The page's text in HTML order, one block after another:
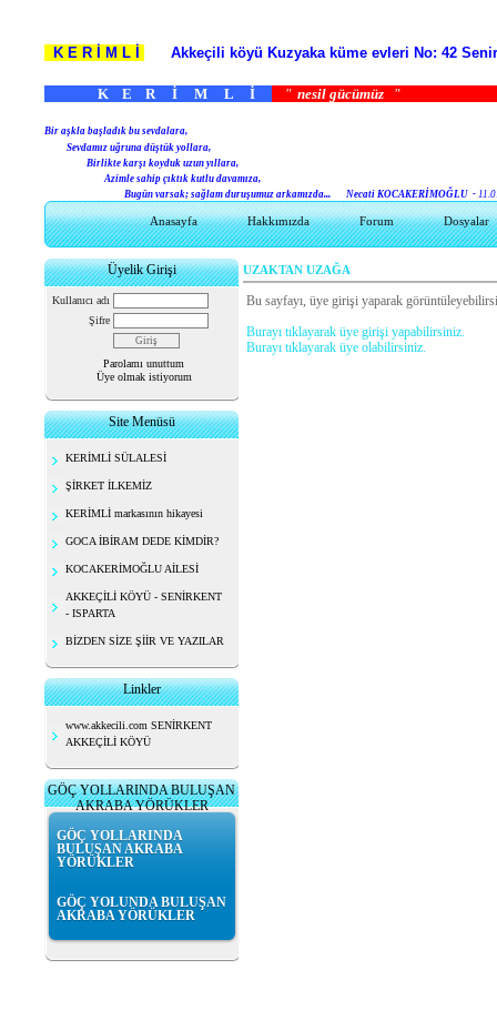
K E R İ M L İ Akkeçili köyü Kuzyaka küme evleri No: 42
K E R İ M L İ " nesil gücümüz
Bir aşkla başladık bu sevdalara,
Sevdamız uğruna düştük yollara,
Birlikte karşı koyduk uzun yıllara,
Azimle sahip çıktık kutlu davamıza,
Bugün varsak; sağlam duruşumuz arkamızda...
Necati KOCAKERİMOĞLU -
Anasayfa Hakkımızda Forum Dosyalar
Üyelik Girişi
Kullanıcı adı
Şifre
Parolamı unuttum
Üye olmak istiyorum
Site Menüsü
KERİMLİ SÜLALESİ
ŞİRKET İLKEMİZ
KERİMLİ markasının hikayesi
GOCA İBİRAM DEDE KİMDİR?
KOCAKERİMOĞLU AİLESİ
AKKEÇİLİ KÖYÜ - SENİRKENT
- ISPARTA
BİZDEN SİZE ŞİİR VE YAZILAR
Linkler
www.akkecili.com SENİRKENT
AKKEÇİLİ KÖYÜ
GÖÇ YOLLARINDA BULUŞAN
AKRABA YÖRÜKLER
GÖÇ YOLLARINDA
BULUŞAN AKRABA
YÖRÜKLER
GÖÇ YOLUNDA BULUŞAN
AKRABA YÖRÜKLER
UZAKTAN UZAĞA
Bu sayfayı, üye girişi yaparak
Burayı tıklayarak üye girişi yapabilirsiniz.
Burayı tıklayarak üye olabilirsiniz.